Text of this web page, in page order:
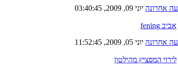
יוני 09, 2009, 03:40:45
אביב fening
יוני 05, 2009, 11:52:45
לירוי המפציץ מהילטון